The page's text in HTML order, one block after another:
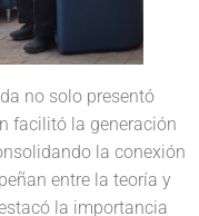
no solo presentó
facilitó la generación
la conexión
entre la teoría y
la importancia